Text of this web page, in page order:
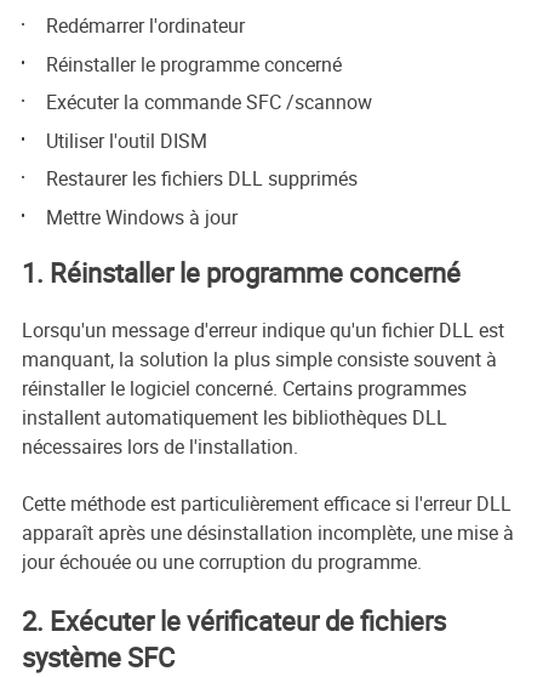
Redémarrer l'ordinateur
Réinstaller le programme concerné
Exécuter la commande SFC /scannow
Utiliser l'outil DISM
Restaurer les fichiers DLL supprimés
Mettre Windows à jour
1. Réinstaller le programme concerné
Lorsqu'un message d'erreur indique qu'un fichier DLL est
manquant, la solution la plus simple consiste souvent à
réinstaller le logiciel concerné. Certains programmes
installent automatiquement les bibliothèques DLL
nécessaires lors de l'installation.
Cette méthode est particulièrement efficace si l'erreur DLL
apparaît après une désinstallation incomplète, une mise à
jour échouée ou une corruption du programme.
2. Exécuter le vérificateur de fichiers
système SFC